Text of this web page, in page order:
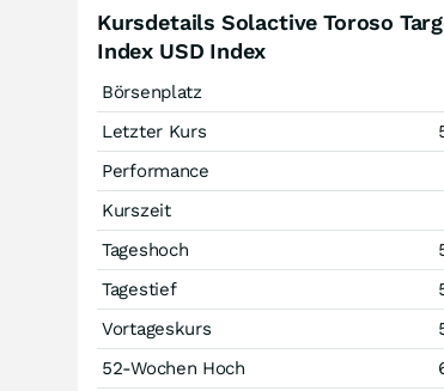
Kursdetails Solactive Toroso
Index USD Index
Börsenplatz
Letzter Kurs
Performance
Kurszeit
Tageshoch
Tagestief
Vortageskurs
52-Wochen Hoch